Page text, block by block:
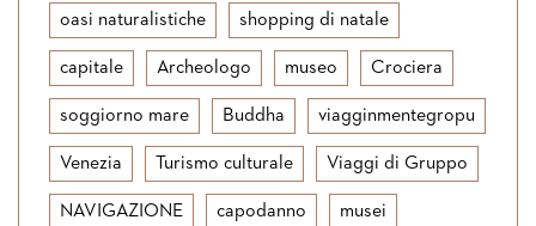
oasi naturalistiche shopping di natale
capitale Archeologo museo Crociera
soggiorno mare Buddha viagginmentegropu
Venezia Turismo culturale Viaggi di Gruppo
NAVIGAZIONE capodanno musei